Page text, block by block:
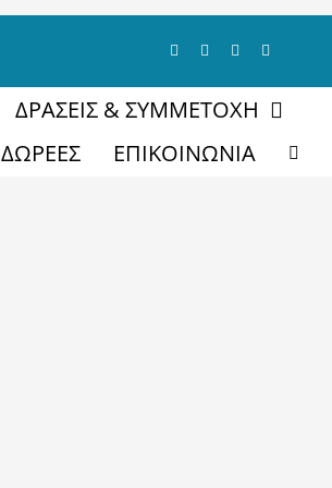
ΔΡΑΣΕΙΣ & ΣΥΜΜΕΤΟΧΗ
ΔΩΡΕΕΣ ΕΠΙΚΟΙΝΩΝΙΑ